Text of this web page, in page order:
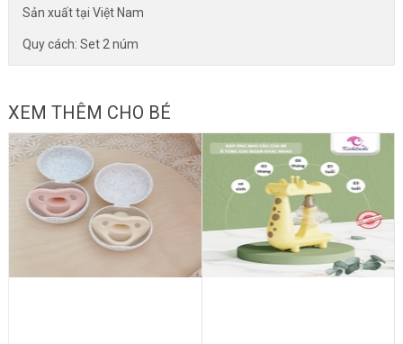
Sản xuất tại Việt Nam
Quy cách: Set 2 núm
XEM THÊM CHO BÉ